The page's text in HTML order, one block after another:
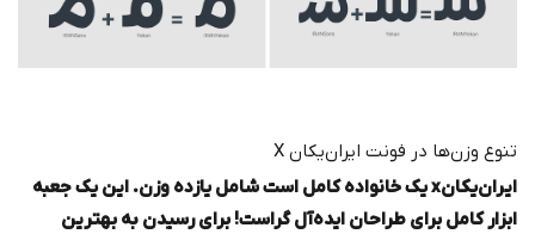
تنوع وزن‌ها در فونت ایران‌یکان X
ایران‌یکانx یک خانواده کامل است شامل یازده وزن. این یک جعبه
ابزار کامل برای طراحان ایده‌آل گراست! برای رسیدن به بهترین